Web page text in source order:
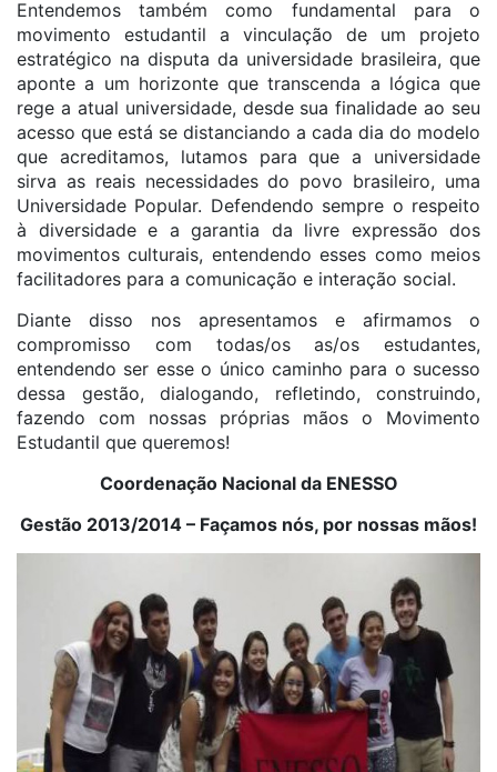
Entendemos também como fundamental para o
movimento estudantil a vinculação de um projeto
estratégico na disputa da universidade brasileira, que
aponte a um horizonte que transcenda a lógica que
rege a atual universidade, desde sua finalidade ao seu
acesso que está se distanciando a cada dia do modelo
que acreditamos, lutamos para que a universidade
sirva as reais necessidades do povo brasileiro, uma
Universidade Popular. Defendendo sempre o respeito
à diversidade e a garantia da livre expressão dos
movimentos culturais, entendendo esses como meios
facilitadores para a comunicação e interação social.
Diante disso nos apresentamos e afirmamos o
compromisso com todas/os as/os estudantes,
entendendo ser esse o único caminho para o sucesso
dessa gestão, dialogando, refletindo, construindo,
fazendo com nossas próprias mãos o Movimento
Estudantil que queremos!
Coordenação Nacional da ENESSO
Gestão 2013/2014 – Façamos nós, por nossas mãos!